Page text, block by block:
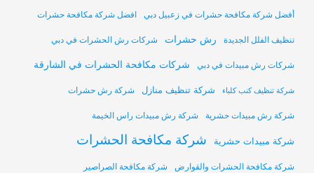
أفضل شركة مكافحة حشرات في زعبيل دبي افضل شركة مكافحة حشرات
تنظيف الفلل الجديدة رش حشرات شركات رش الحشرات في دبي
شركات رش مبيدات في دبي شركات مكافحة الحشرات في الشارقة
شركة تنظيف كنب كلباء شركة تنظيف منازل شركة رش حشرات
شركة رش مبيدات حشرية شركة رش مبيدات راس الخيمة
شركة مبيدات حشرية شركة مكافحة الحشرات
شركة مكافحة الحشرات والقوارض شركة مكافحة الصراصير